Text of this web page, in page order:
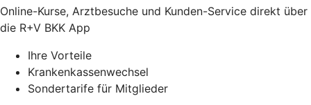
Online-Kurse, Arztbesuche und Kunden-Service direkt über
die R+V BKK App
Ihre Vorteile
Krankenkassenwechsel
Sondertarife für Mitglieder